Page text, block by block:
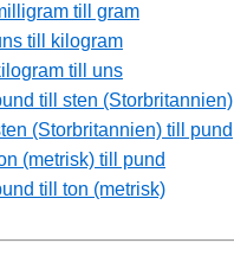
till gram
till kilogram
till uns
till sten (Storbritannien)
(Storbritannien) till pund
(metrisk) till pund
till ton (metrisk)